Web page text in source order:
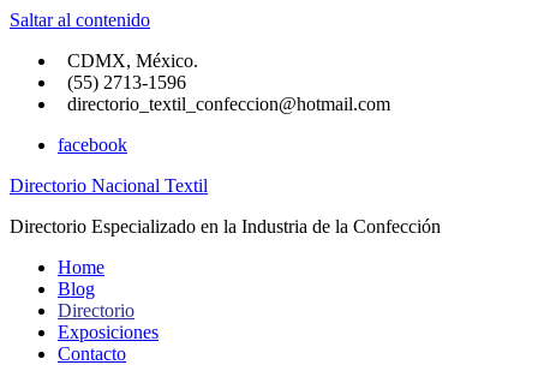
Saltar al contenido
CDMX, México.
(55) 2713-1596
directorio_textil_confeccion@hotmail.com
facebook
Directorio Nacional Textil
Directorio Especializado en la Industria de la Confección
Home
Blog
Directorio
Exposiciones
Contacto